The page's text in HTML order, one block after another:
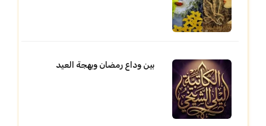
بين وداع رمضان وبهجة العيد